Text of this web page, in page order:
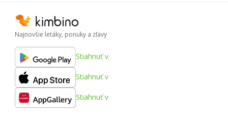
Najnovšie letáky, ponuky a zľavy
Stiahnuť v
Stiahnuť v
Stiahnuť v